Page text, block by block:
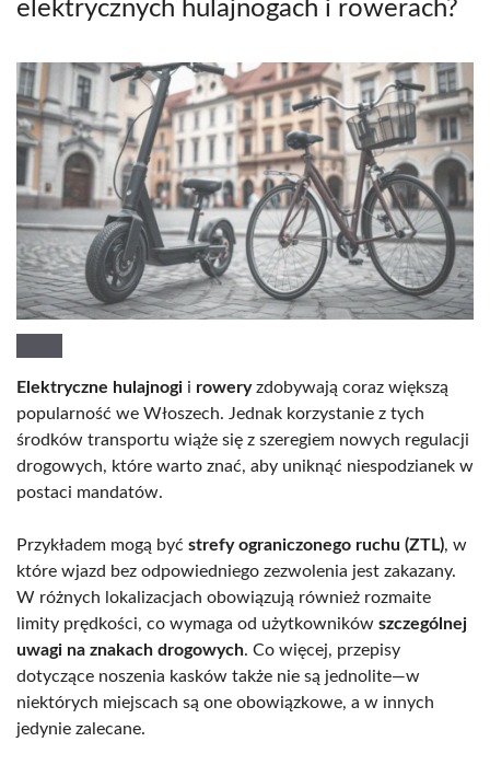
elektrycznych hulajnogach i rowerach?
Elektryczne hulajnogi i roweryzdobywają coraz większą
popularność we Włoszech. Jednak korzystanie z tych
środków transportu wiąże się z szeregiem nowych regulacji
drogowych, które warto znać, aby uniknąć niespodzianek w
postaci mandatów.
Przykładem mogą być strefy ograniczonego ruchu (ZTL), w
które wjazd bez odpowiedniego zezwolenia jest zakazany.
W różnych lokalizacjach obowiązują również rozmaite
limity prędkości, co wymaga od użytkowników szczególnej
uwagi na znakach drogowych. Co więcej, przepisy
dotyczące noszenia kasków także nie są jednolite—w
niektórych miejscach są one obowiązkowe, a w innych
jedynie zalecane.